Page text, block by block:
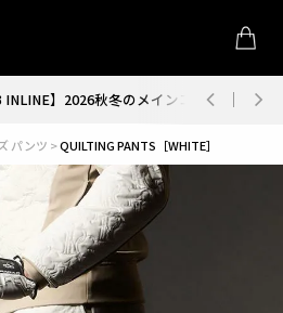
】2026秋冬のメインコレクションが
パンツ QUILTING PANTS［WHITE］